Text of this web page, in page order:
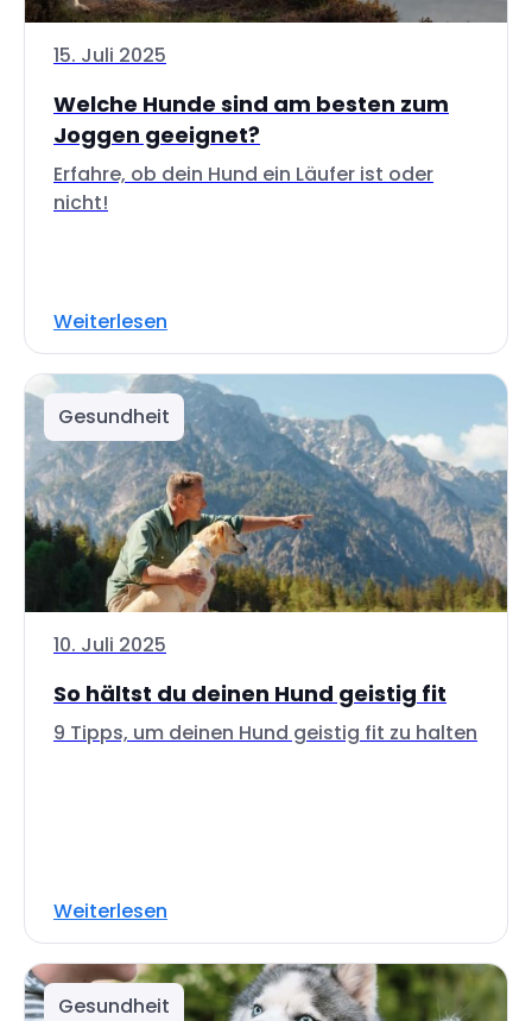
15. Juli 2025
Welche Hunde sind am besten zum
Joggen geeignet?
Erfahre, ob dein Hund ein Läufer ist oder
nicht!
Weiterlesen
Gesundheit
10. Juli 2025
So hältst du deinen Hund geistig fit
9 Tipps, um deinen Hund geistig fit zu halten
Weiterlesen
Gesundheit